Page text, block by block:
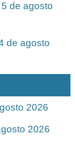
de agosto
de agosto
2026
2026